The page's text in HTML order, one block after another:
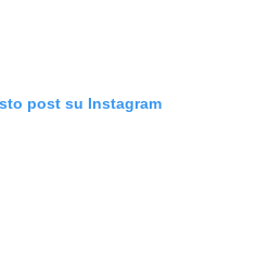
post su Instagram